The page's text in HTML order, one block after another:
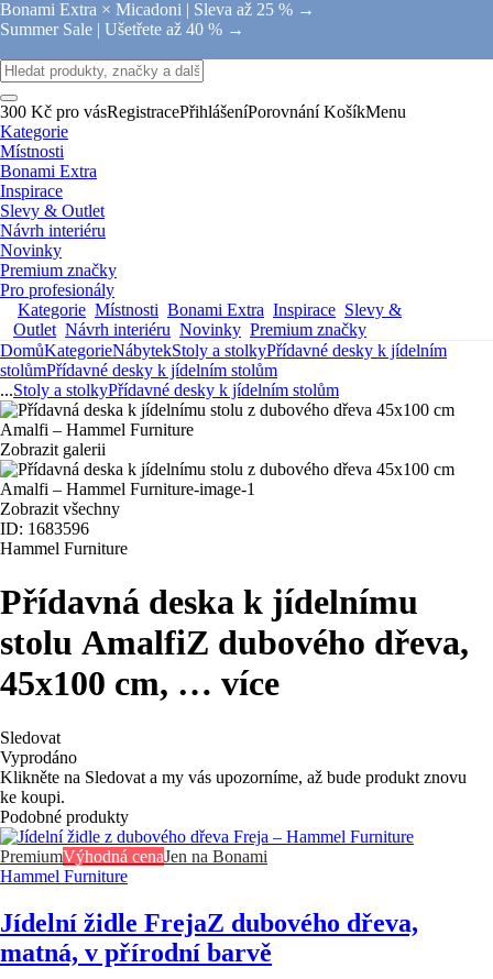
Bonami Extra × Micadoni | Sleva až 25 % →
Summer Sale | Ušetřete až 40 % →
300 Kč pro vásRegistracePřihlášeníPorovnání KošíkMenu
Kategorie
Místnosti
Bonami Extra
Inspirace
Slevy & Outlet
Návrh interiéru
Novinky
Premium značky
Pro profesionály
Kategorie Místnosti Bonami Extra Inspirace Slevy &
Outlet Návrh interiéru Novinky Premium značky
DomůKategorieNábytekStoly a stolkyPřídavné desky k jídelním
stolůmPřídavné desky k jídelním stolům
...Stoly a stolkyPřídavné desky k jídelním stolům
Zobrazit galerii
Zobrazit všechny
ID: 1683596
Hammel Furniture
Přídavná deska k jídelnímu
stolu AmalfiZ dubového dřeva,
45x100 cm, … více
Sledovat
Vyprodáno
Klikněte na Sledovat a my vás upozorníme, až bude produkt znovu
ke koupi.
Podobné produkty
PremiumVýhodná cenaJen na Bonami
Hammel Furniture
Jídelní židle FrejaZ dubového dřeva,
matná, v přírodní barvě